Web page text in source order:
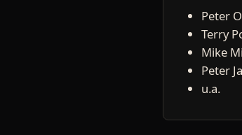
Peter
Terry
Mike
Peter
u.a.